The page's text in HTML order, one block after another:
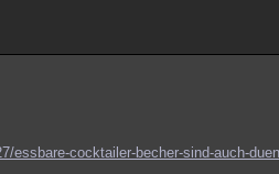
essbare-cocktailer-becher-sind-auch-